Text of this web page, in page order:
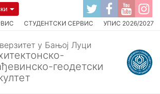
СТУДЕНТСКИ СЕРВИС УПИС 2026/2027
у Бањој Луци
геодетски